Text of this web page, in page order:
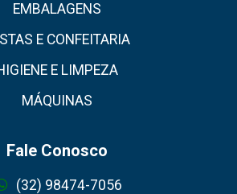
EMBALAGENS
E CONFEITARIA
E LIMPEZA
MÁQUINAS
Fale Conosco
(32) 98474-7056